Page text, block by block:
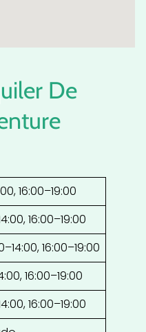
De
16:00–19:00
16:00–19:00
16:00–19:00
16:00–19:00
16:00–19:00